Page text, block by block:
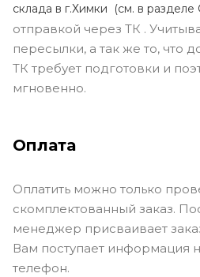
склада в г.Химки (см. в разделе
отправкой через ТК .
пересылки, а так же то, что
ТК требует подготовки и
мгновенно.
Оплата
Оплатить можно только
скомплектованный заказ.
менеджер присваивает
Вам поступает информация
телефон.